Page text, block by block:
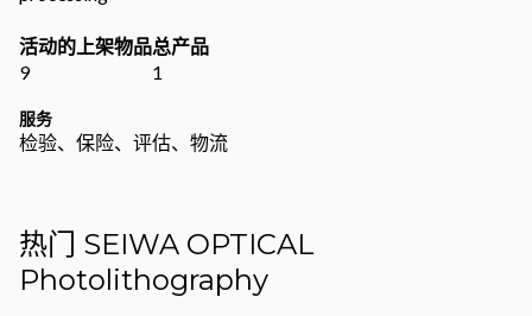
活动的上架物品
9
总产品
1
服务
检验、保险、评估、物流
热门 SEIWA OPTICAL
Photolithography